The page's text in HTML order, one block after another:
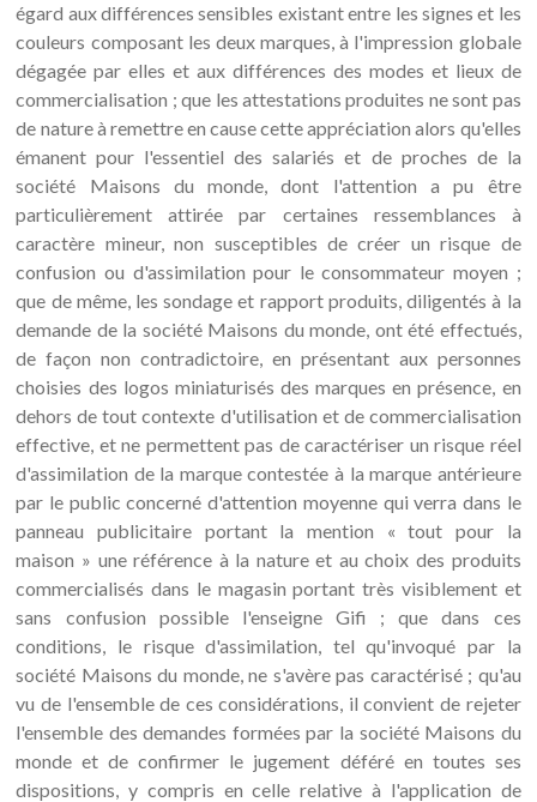
égard aux différences sensibles existant entre les signes et les
couleurs composant les deux marques, à l'impression globale
dégagée par elles et aux différences des modes et lieux de
commercialisation ; que les attestations produites ne sont pas
de nature à remettre en cause cette appréciation alors qu'elles
émanent pour l'essentiel des salariés et de proches de la
société Maisons du monde, dont l'attention a pu être
particulièrement attirée par certaines ressemblances à
caractère mineur, non susceptibles de créer un risque de
confusion ou d'assimilation pour le consommateur moyen ;
que de même, les sondage et rapport produits, diligentés à la
demande de la société Maisons du monde, ont été effectués,
de façon non contradictoire, en présentant aux personnes
choisies des logos miniaturisés des marques en présence, en
dehors de tout contexte d'utilisation et de commercialisation
effective, et ne permettent pas de caractériser un risque réel
d'assimilation de la marque contestée à la marque antérieure
par le public concerné d'attention moyenne qui verra dans le
panneau publicitaire portant la mention « tout pour la
maison » une référence à la nature et au choix des produits
commercialisés dans le magasin portant très visiblement et
sans confusion possible l'enseigne Gifi ; que dans ces
conditions, le risque d'assimilation, tel qu'invoqué par la
société Maisons du monde, ne s'avère pas caractérisé ; qu'au
vu de l'ensemble de ces considérations, il convient de rejeter
l'ensemble des demandes formées par la société Maisons du
monde et de confirmer le jugement déféré en toutes ses
dispositions, y compris en celle relative à l'application de